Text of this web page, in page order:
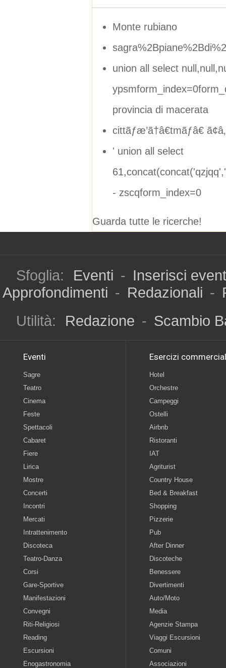
Monte rubiano
union all select
provincia di macerata
cittãƒæ’ã†â€tmãƒâ€
' union all select
- zscqform_index=0
Guarda tutte le ricerche!
Sfoglia: Eventi - Inserisci
Approfondimenti - Redazionali -
Utilità:
Redazione - Scambio
Eventi
Sagre
Teatro
Cinema
Feste
Spettacoli
Cabaret
Fiere
Lirica
Mostre
Concerti
Incontri
Mercati
Intrattenimento
Discoteca
Teatro-Danza
Corsi
Gare-Sportive
Manifestazioni
Convegni
Riti-Religiosi
Reading
Escursioni
Enogastronomia
Esercizi
Hotel
Orchestre
Campeggi
Ostelli
Airbnb
Ristoranti
IAT
Agriturist
Country House
Bed & Breakfast
Shopping
Pizzerie
Pub
After Dinner
Discoteche
Benessere
Divertimenti
Auto/Moto
Media
Agenzie Stampa
Viaggi Escursioni
Comuni
Associazioni